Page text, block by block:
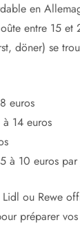
en
entre 15 et
döner) se
euros
14 euros
à 10 euros
ou Rewe
préparer